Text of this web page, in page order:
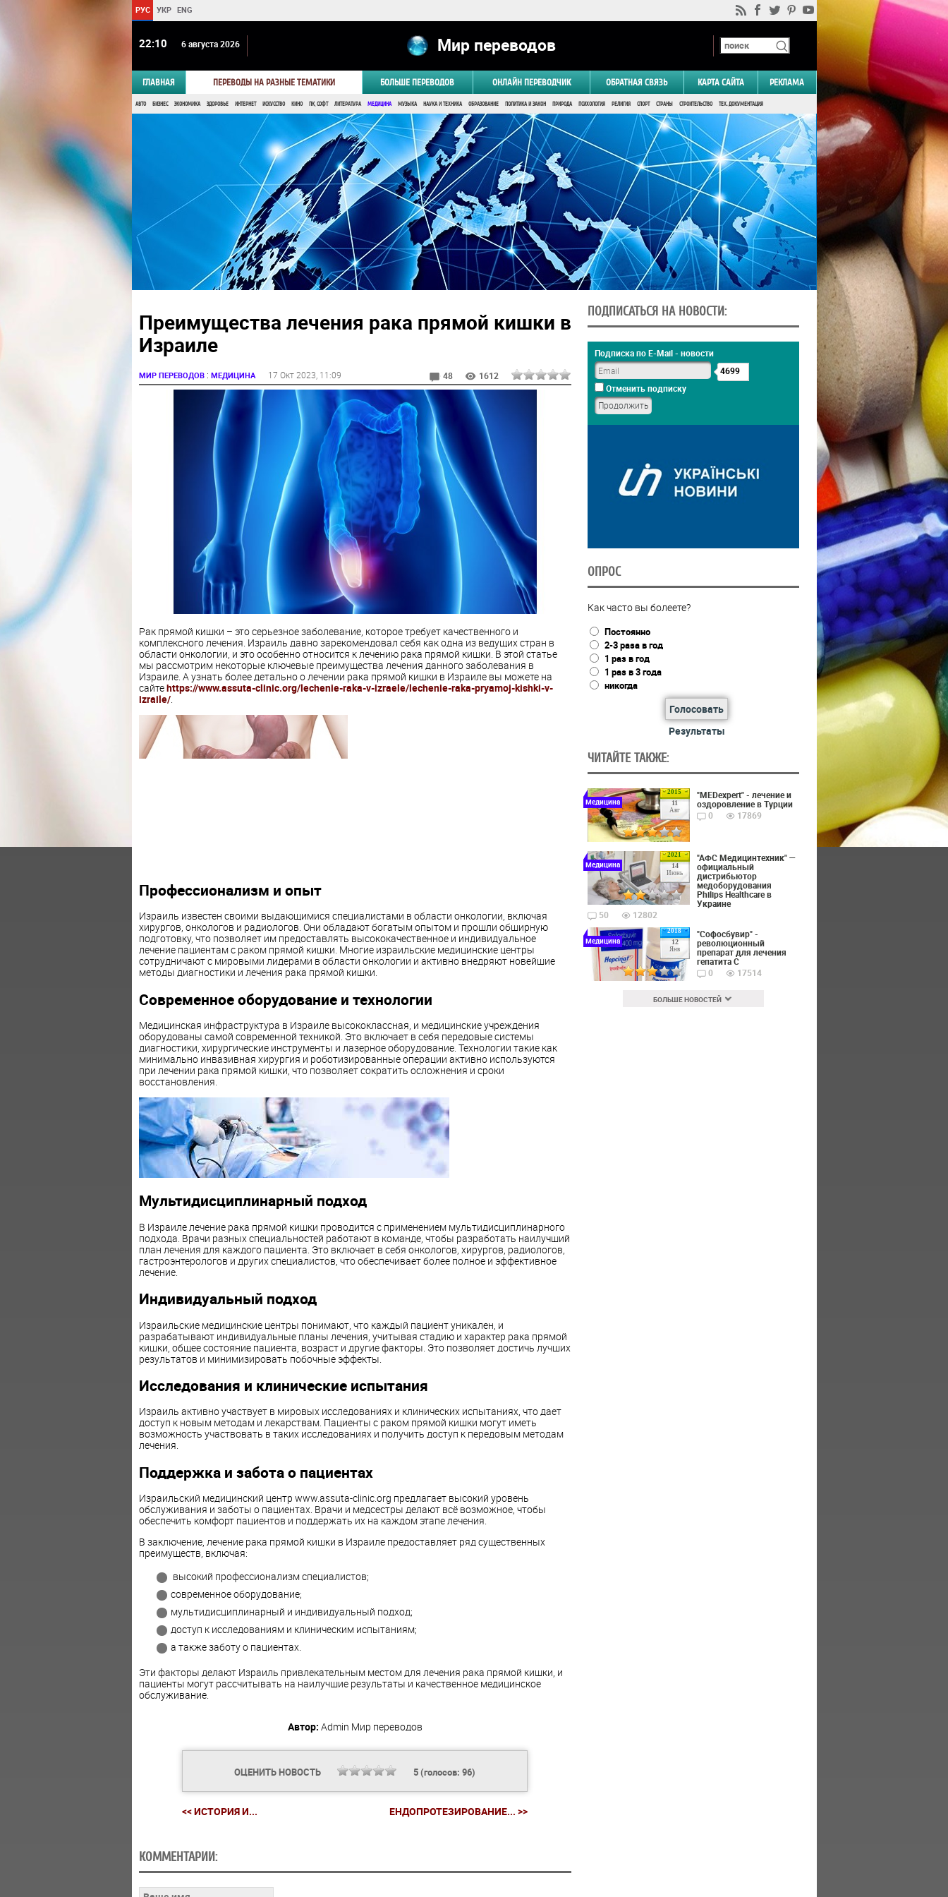
РУС УКР ENG
22 10 6 августа 2026 Мир переводов
ГЛАВНАЯ ПЕРЕВОДЫ НА РАЗНЫЕ ТЕМАТИКИ БОЛЬШЕ ПЕРЕВОДОВ ОНЛАЙН ПЕРЕВОДЧИК ОБРАТНАЯ СВЯЗЬ КАРТА САЙТА РЕКЛАМА
АВТО БИЗНЕС ЭКОНОМИКА ЗДОРОВЬЕ ИНТЕРНЕТ ИСКУССТВО КИНО ПК, СОФТ ЛИТЕРАТУРА МЕДИЦИНА МУЗЫКА НАУКА И ТЕХНИКА ОБРАЗОВАНИЕ ПОЛИТИКА И ЗАКОН ПРИРОДА ПСИХОЛОГИЯ РЕЛИГИЯ СПОРТ СТРАНЫ СТРОИТЕЛЬСТВО ТЕХ. ДОКУМЕНТАЦИЯ
Преимущества лечения рака прямой кишки в
Израиле
МИР ПЕРЕВОДОВ: МЕДИЦИНА 17 Окт 2023 , 11:09 48 1612
Рак прямой кишки – это серьезное заболевание, которое требует качественного и
комплексного лечения. Израиль давно зарекомендовал себя как одна из ведущих стран в
области онкологии, и это особенно относится к лечению рака прямой кишки. В этой статье
мы рассмотрим некоторые ключевые преимущества лечения данного заболевания в
Израиле. А узнать более детально о лечении рака прямой кишки в Израиле вы можете на
сайтеhttps://www.assuta-clinic.org/lechenie-raka-v-izraele/lechenie-raka-pryamoj-kishki-v-
izraile/.
Профессионализм и опыт
Израиль известен своими выдающимися специалистами в области онкологии, включая
хирургов, онкологов и радиологов. Они обладают богатым опытом и прошли обширную
подготовку, что позволяет им предоставлять высококачественное и индивидуальное
лечение пациентам с раком прямой кишки. Многие израильские медицинские центры
сотрудничают с мировыми лидерами в области онкологии и активно внедряют новейшие
методы диагностики и лечения рака прямой кишки.
Современное оборудование и технологии
Медицинская инфраструктура в Израиле высококлассная, и медицинские учреждения
оборудованы самой современной техникой. Это включает в себя передовые системы
диагностики, хирургические инструменты и лазерное оборудование. Технологии такие как
минимально инвазивная хирургия и роботизированные операции активно используются
при лечении рака прямой кишки, что позволяет сократить осложнения и сроки
восстановления.
Мультидисциплинарный подход
В Израиле лечение рака прямой кишки проводится с применением мультидисциплинарного
подхода. Врачи разных специальностей работают в команде, чтобы разработать наилучший
план лечения для каждого пациента. Это включает в себя онкологов, хирургов, радиологов,
гастроэнтерологов и других специалистов, что обеспечивает более полное и эффективное
лечение.
Индивидуальный подход
Израильские медицинские центры понимают, что каждый пациент уникален, и
разрабатывают индивидуальные планы лечения, учитывая стадию и характер рака прямой
кишки, общее состояние пациента, возраст и другие факторы. Это позволяет достичь лучших
результатов и минимизировать побочные эффекты.
Исследования и клинические испытания
Израиль активно участвует в мировых исследованиях и клинических испытаниях, что дает
доступ к новым методам и лекарствам. Пациенты с раком прямой кишки могут иметь
возможность участвовать в таких исследованиях и получить доступ к передовым методам
лечения.
Поддержка и забота о пациентах
Израильский медицинский центр www.assuta-clinic.org предлагает высокий уровень
обслуживания и заботы о пациентах. Врачи и медсестры делают всё возможное, чтобы
обеспечить комфорт пациентов и поддержать их на каждом этапе лечения.
В заключение, лечение рака прямой кишки в Израиле предоставляет ряд существенных
преимуществ, включая:
высокий профессионализм специалистов;
современное оборудование;
мультидисциплинарный и индивидуальный подход;
доступ к исследованиям и клиническим испытаниям;
а также заботу о пациентах.
Эти факторы делают Израиль привлекательным местом для лечения рака прямой кишки, и
пациенты могут рассчитывать на наилучшие результаты и качественное медицинское
обслуживание.
Автор: Admin Мир переводов
ОЦЕНИТЬ НОВОСТЬ 5(голосов: 96)
<< ИСТОРИЯ И... ЕНДОПРОТЕЗИРОВАНИЕ... >>
КОММЕНТАРИИ:
ПОДПИСАТЬСЯ НА НОВОСТИ:
Подписка по E-Mail - новости
4699
Отменить подписку
ОПРОС
Как часто вы болеете?
Постоянно
2-3 раза в год
1 раз в год
1 раз в 3 года
никогда
Голосовать
Результаты
ЧИТАЙТЕ ТАКЖЕ:
2015
11
Авг
Медицина
"MEDexpert" - лечение и
оздоровление в Турции
0
17869
2021
14
Июнь
Медицина
"АФС Медицинтехник" —
официальный
дистрибьютор
медоборудования
Philips Healthcare в
Украине
50
12802
2018
12
Янв
Медицина
"Софосбувир" -
революционный
препарат для лечения
гепатита С
0
17514
БОЛЬШЕ НОВОСТЕЙ